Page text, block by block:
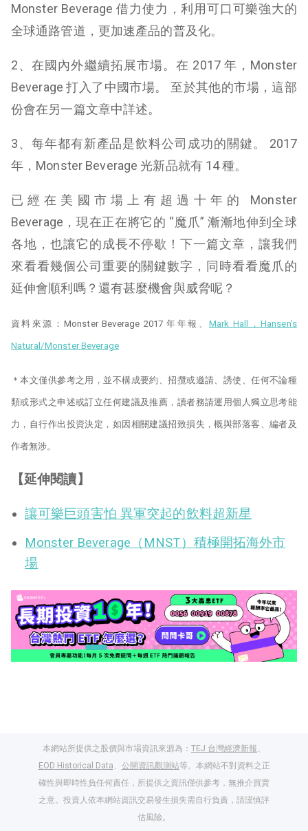
Monster Beverage 借力使力，利用可口可樂強大的
全球通路管道，更加速產品的普及化。
2、在國內外繼續拓展市場。在 2017 年，Monster
Beverage 打入了中國市場。 至於其他的市場，這部
份會在另一篇文章中詳述。
3、每年都有新產品是飲料公司成功的關鍵。 2017
年，Monster Beverage 光新品就有 14 種。
已經在美國市場上有超過十年的 Monster
Beverage，現在正在將它的 “魔爪” 漸漸地伸到全球
各地，也讓它的成長不停歇！下一篇文章，讓我們
來看看幾個公司重要的關鍵數字，同時看看魔爪的
延伸會順利嗎？還有甚麼機會與威脅呢？
資料來源： Monster Beverage 2017 年年報、 Mark Hall，Hansen’s
Natural/Monster Beverage
＊本文僅供參考之用，並不構成要約、招攬或邀請、誘使、任何不論種
類或形式之申述或訂立任何建議及推薦，讀者務請運用個人獨立思考能
力，自行作出投資決定，如因相關建議招致損失，概與部落客、編者及
作者無涉。
【延伸閱讀】
讓可樂巨頭害怕 異軍突起的飲料超新星
Monster Beverage（MNST）積極開拓海外市
場
本網站所提供之股價與市場資訊來源為： TEJ 台灣經濟新報
EOD Historical Data
公開資訊觀測站等。本網站不對資料之正
確性與即時性負任何責任，所提供之資訊僅供參考，無推介買賣
之意。投資人依本網站資訊交易發生損失需自行負責，請謹慎評
估風險。